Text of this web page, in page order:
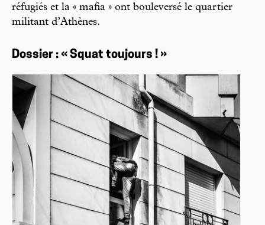
réfugiés et la « mafia » ont bouleversé le quartier
militant d’Athènes.
Dossier : « Squat toujours ! »